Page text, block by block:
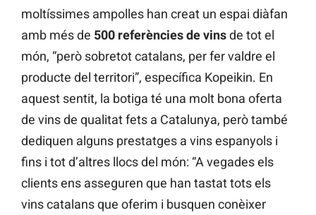
moltíssimes ampolles han creat un espai diàfan
amb més de 500 referències de vinsde tot el
món, “però sobretot catalans, per fer valdre el
producte del territori”, específica Kopeikin. En
aquest sentit, la botiga té una molt bona oferta
de vins de qualitat fets a Catalunya, però també
dediquen alguns prestatges a vins espanyols i
fins i tot d’altres llocs del món: “A vegades els
clients ens asseguren que han tastat tots els
vins catalans que oferim i busquen conèixer